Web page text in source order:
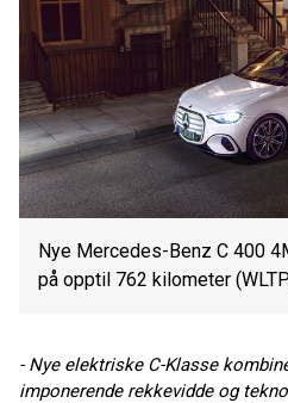
Nye Mercedes-Benz C 400
på opptil 762 kilometer
- Nye elektriske C-Klasse
imponerende rekkevidde og